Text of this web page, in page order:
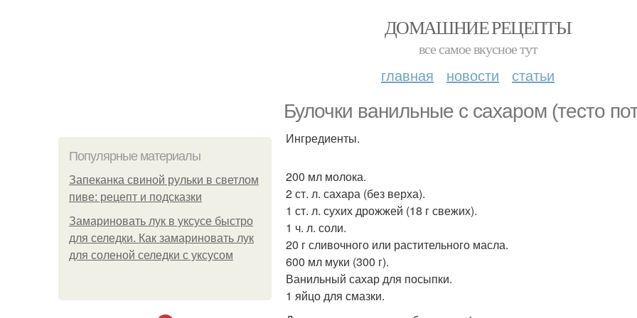
ДОМАШНИЕ РЕЦЕПТЫ
все самое вкусное тут
главная новости статьи
Булочки ванильные с сахаром (тесто
Популярные материалы
Запеканка свиной рульки в светлом
пиве: рецепт и подсказки
Замариновать лук в уксусе быстро
для селедки. Как замариновать лук
для соленой селедки с уксусом
Ингредиенты.
200 мл молока.
2 ст. л. сахара (без верха).
1 ст. л. сухих дрожжей (18 г свежих).
1 ч. л. соли.
20 г сливочного или растительного масла.
600 мл муки (300 г).
Ванильный сахар для посыпки.
1 яйцо для смазки.